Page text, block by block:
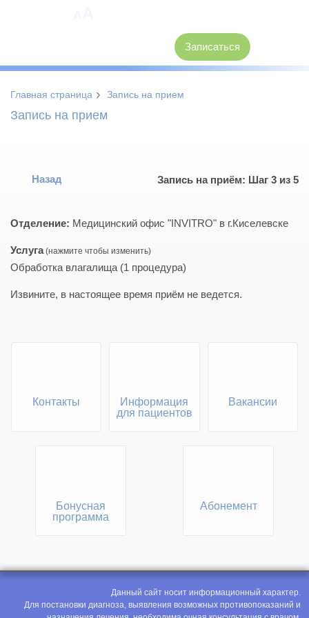
Записаться
Главная страница › Запись на прием
Запись на прием
Назад Запись на приём: Шаг 3 из 5
Отделение: Медицинский офис "INVITRO" в г.Киселевске
Услуга
Обработка влагалища (1 процедура)
Извините, в настоящее время приём не ведется.
Контакты
Информация
для пациентов
Вакансии
Бонусная
программа
Абонемент
Данный сайт носит информационный характер.
Для постановки диагноза, выявления возможных противопоказаний и